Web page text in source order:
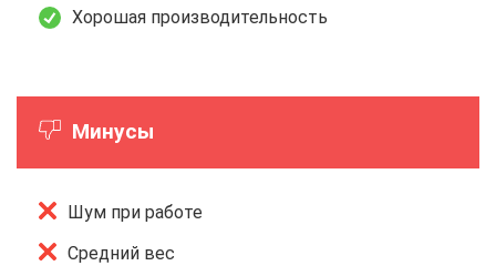
Хорошая производительность
Минусы
Шум при работе
Средний вес